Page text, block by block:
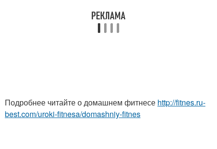
Подробнее читайте о домашнем фитнесе http://fitnes.ru-
best.com/uroki-fitnesa/domashniy-fitnes